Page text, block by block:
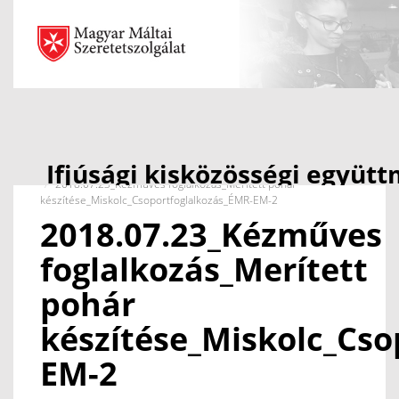
Ifjúsági kisközösségi
projekt
Fooldal
2018.07.23_Kézműves foglalkozás_Merített pohár
készítése_Miskolc_Csoportfoglalkozás_ÉMR-EM-2
2018.07.23_Kézműves
foglalkozás_Merített
pohár
EM-2